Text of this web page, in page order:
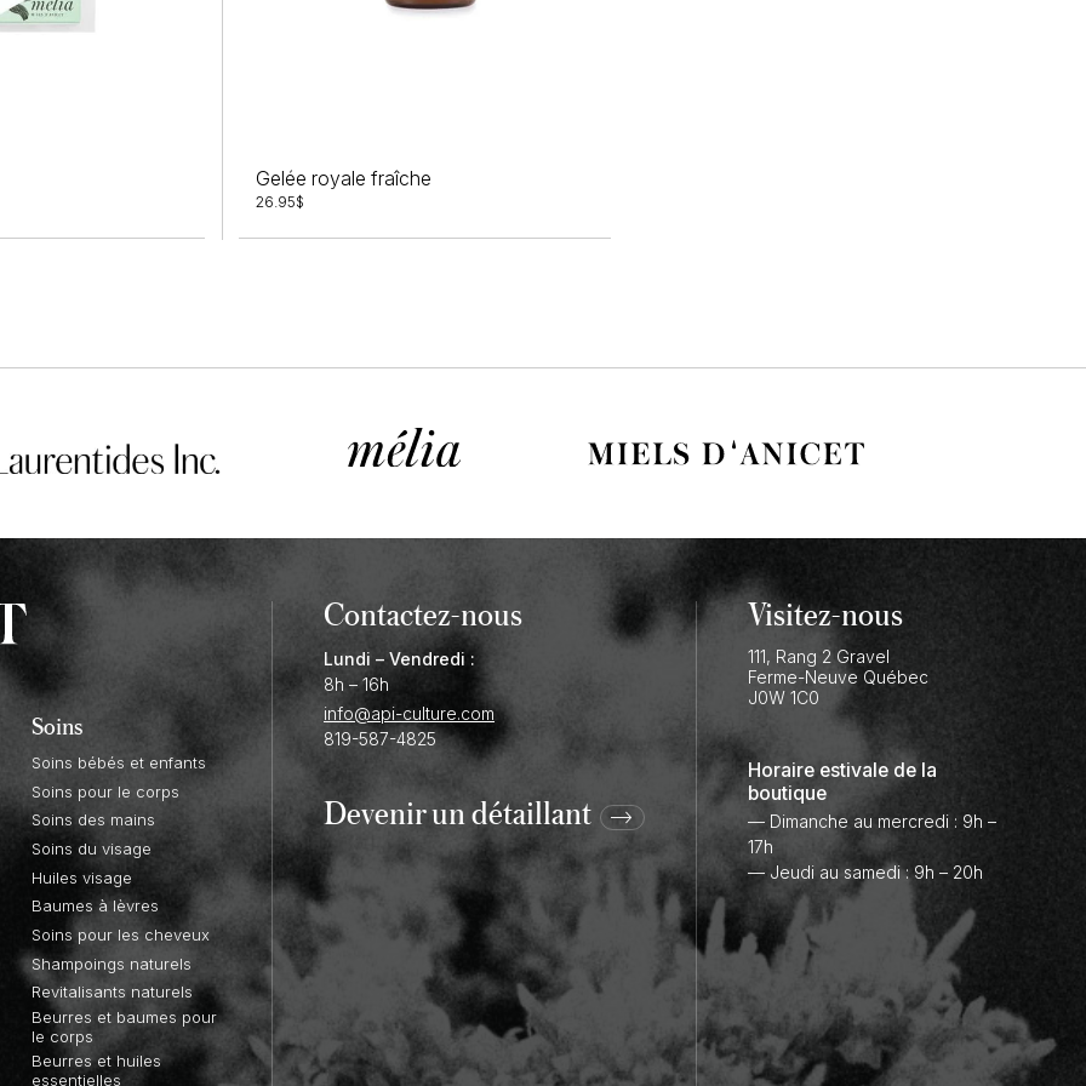
Gelée royale fraîche
26.95$
Soins
Soins bébés et enfants
Soins pour le corps
Soins des mains
Soins du visage
Huiles visage
Baumes à lèvres
Soins pour les cheveux
Shampoings naturels
Revitalisants naturels
Beurres et baumes pour
le corps
Beurres et huiles
essentielles
Contactez-nous
Lundi – Vendredi :
8h – 16h
info@api-culture.com
819-587-4825
Devenir undétaillant
Visitez-nous
111, Rang 2 Gravel
Ferme-Neuve Québec
J0W 1C0
Horaire estivale de la
boutique
— Dimanche au mercredi : 9h –
17h
— Jeudi au samedi : 9h – 20h